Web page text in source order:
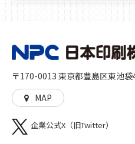
選択肢のご提案をさせてい
に、社会に、彩りを加える
る「モノ」づくり、印刷物を
や世界を生む「コト」づく
す。
〒170-0013 東京都豊島区東池
MAP
企業公式X（旧Twitter）